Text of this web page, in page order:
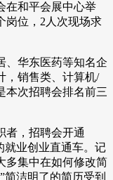
在和平会展中心举
岗位，2人次现场求
、华东医药等知名企
，销售类、计算机/
本次招聘会排名前三
者，招聘会开通
就业创业直通车。记
多集中在如何修改简
洁明了的简历受到